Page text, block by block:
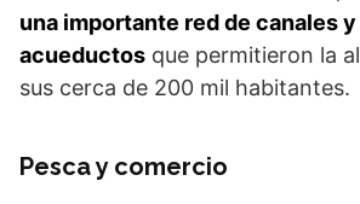
una importante red de canales y
acueductos que permitieron la
sus cerca de 200 mil habitantes.
Pesca y comercio